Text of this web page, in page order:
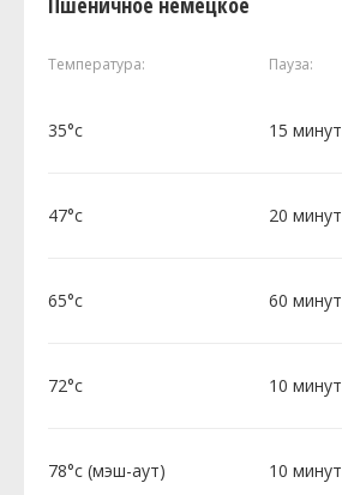
Температура: Пауза:
35°c 15 минут
47°c 20 минут
65°c 60 минут
72°c 10 минут
78°c (мэш-аут) 10 минут